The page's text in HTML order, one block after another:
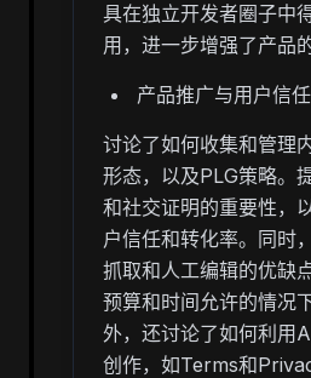
具在独立开发者圈子中
用，进一步增强了产品
产品推广与用户信
讨论了如何收集和管理
形态，以及PLG策略。
和社交证明的重要性，
户信任和转化率。同时
抓取和人工编辑的优缺
预算和时间允许的情况
外，还讨论了如何利用
创作，如Terms和